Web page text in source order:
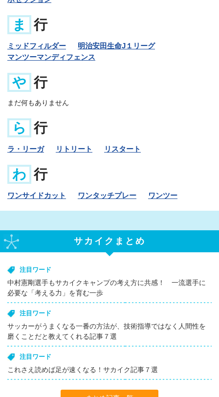
ま 行
ミッドフィルダー
明治安田生命J１リーグ
マンツーマンディフェンス
や 行
まだ何もありません
ら 行
ラ・リーガ リトリート リスタート
わ 行
ワンサイドカット ワンタッチプレー ワンツー
サカイクまとめ
注目ワード
中村憲剛選手もサカイクキャンプの考え方に共感！ 一流選手に
必要な「考える力」を育む一歩
注目ワード
サッカーがうまくなる一番の方法が、技術指導ではなく人間性を
磨くことだと教えてくれる記事７選
注目ワード
これさえ読めば足が速くなる！サカイク記事７選